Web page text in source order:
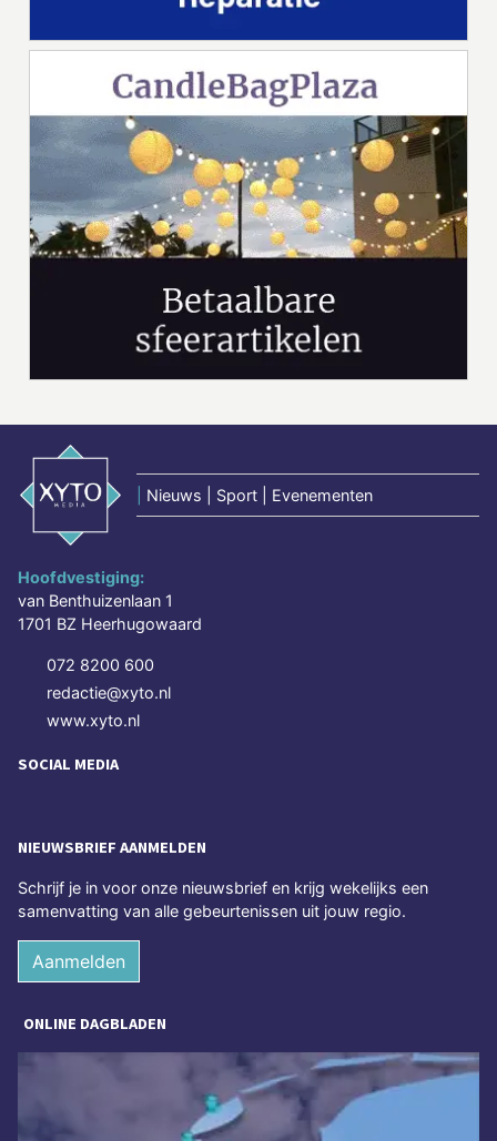
Nieuws | Sport | Evenementen
Hoofdvestiging:
van Benthuizenlaan 1
1701 BZ Heerhugowaard
072 8200 600
redactie@xyto.nl
www.xyto.nl
SOCIAL MEDIA
NIEUWSBRIEF AANMELDEN
Schrijf je in voor onze nieuwsbrief en krijg wekelijks een
samenvatting van alle gebeurtenissen uit jouw regio.
Aanmelden
ONLINE DAGBLADEN